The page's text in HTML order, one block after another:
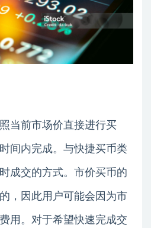
当前市场价直接进行买
间内完成。与快捷买币类
成交的方式。市价买币的
，因此用户可能会因为市
用。对于希望快速完成交